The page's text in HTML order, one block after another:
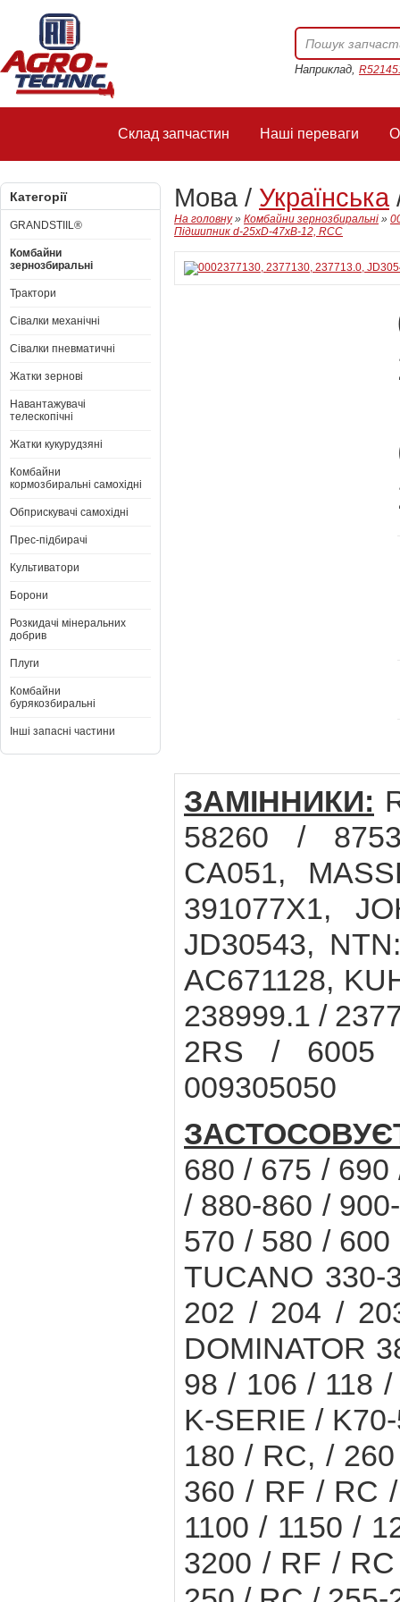
Наприклад,
Склад запчастин Наші переваги
Категорії
GRANDSTIIL®
Комбайни
зернозбиральні
Трактори
Сівалки механічні
Сівалки пневматичні
Жатки зернові
Навантажувачі
телескопічні
Жатки кукурудзяні
Комбайни
кормозбиральні самохідні
Обприскувачі самохідні
Прес-підбирачі
Культиватори
Борони
Розкидачі мінеральних
добрив
Плуги
Комбайни
бурякозбиральні
Інші запасні частини
Мова / Українська
На головну» Комбайни зернозбиральні »
Підшипник d-25xD-47xB-12, RCC
ЗАМІННИКИ:
58260 /
CA051,
391077X1,
JD30543,
AC671128,
238999.1 /
2RS / 6005
009305050
680 / 675 /
/ 880-860 /
570 / 580 /
TUCANO
202 / 204 /
DOMINATOR
98 / 106 / 118
K-SERIE /
180 / RC, /
360 / RF / RC
1100 / 1150 /
3200 / RF /